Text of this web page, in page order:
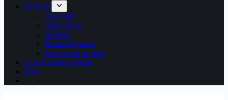
LTB.net
Про сайт
Наші друзі
Автори
Пожертвувати
Зворотній зв’язок
Статті користувачів
Вхід